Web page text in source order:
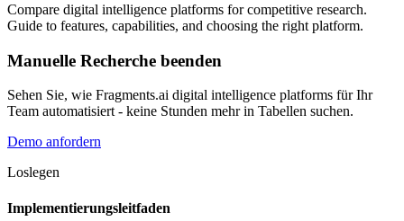
Compare digital intelligence platforms for competitive research.
Guide to features, capabilities, and choosing the right platform.
Manuelle Recherche beenden
Sehen Sie, wie Fragments.ai digital intelligence platforms für Ihr
Team automatisiert - keine Stunden mehr in Tabellen suchen.
Demo anfordern
Loslegen
Implementierungsleitfaden